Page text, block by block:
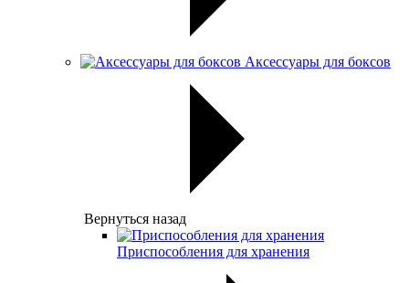
Аксессуары для боксов
Вернуться назад
Приспособления для хранения